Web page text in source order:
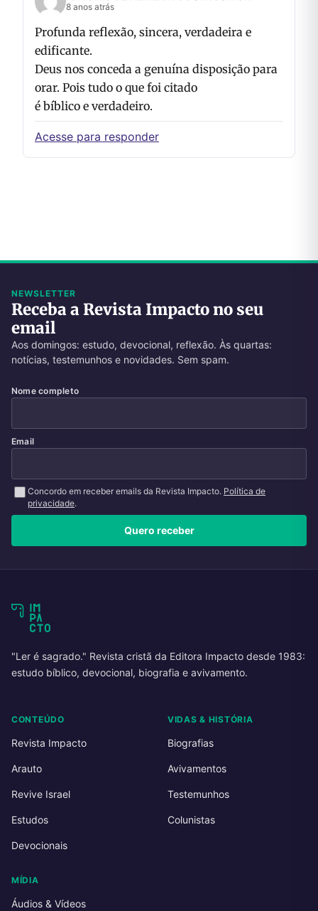
8 anos atrás
Profunda reflexão, sincera, verdadeira e
edificante.
Deus nos conceda a genuína disposição para
orar. Pois tudo o que foi citado
é bíblico e verdadeiro.
Acesse para responder
NEWSLETTER
Receba a Revista Impacto no seu
email
Aos domingos: estudo, devocional, reflexão. Às quartas:
notícias, testemunhos e novidades. Sem spam.
Nome completo
Email
Concordo em receber emails da Revista Impacto. Política de
privacidade.
Quero receber
"Ler é sagrado." Revista cristã da Editora Impacto desde 1983:
estudo bíblico, devocional, biografia e avivamento.
CONTEÚDO
Revista Impacto
Arauto
Revive Israel
Estudos
Devocionais
VIDAS & HISTÓRIA
Biografias
Avivamentos
Testemunhos
Colunistas
MÍDIA
Áudios & Vídeos